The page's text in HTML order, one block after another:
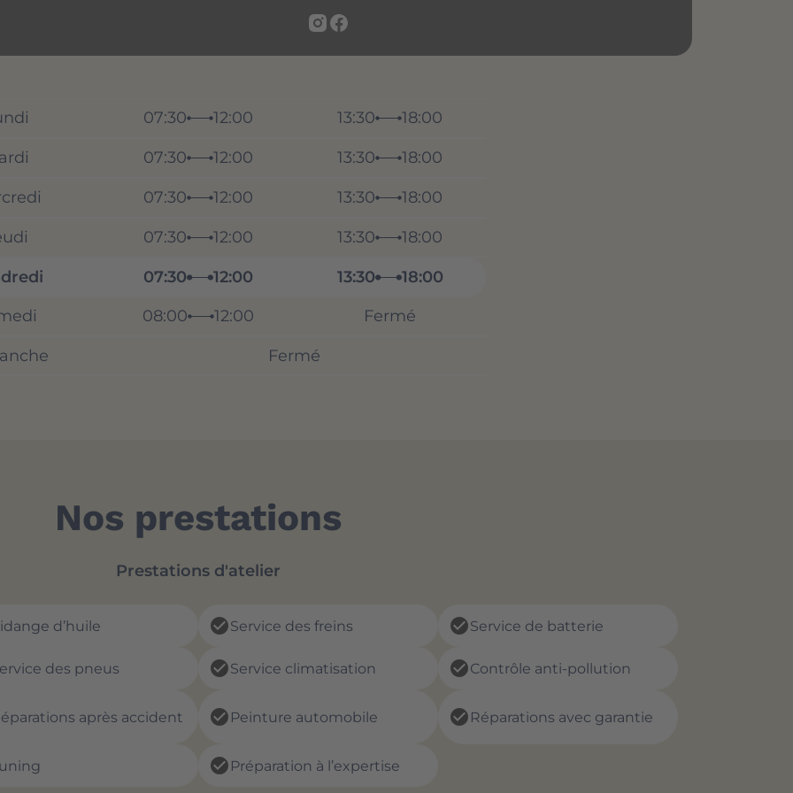
07:30 12:00 13:30 18:00
07:30 12:00 13:30 18:00
07:30 12:00 13:30 18:00
07:30 12:00 13:30 18:00
07:30 12:00 13:30
18:00
08:00 12:00 Fermé
Fermé
Nos prestations
Prestations d'atelier
d’huile check_circleService des freins check_circleService de batterie
des pneus check_circleService climatisation check_circleContrôle anti-pollution
après accident check_circle Peinture automobile check_circle Réparations avec garantie
check_circle Préparation à l’expertise